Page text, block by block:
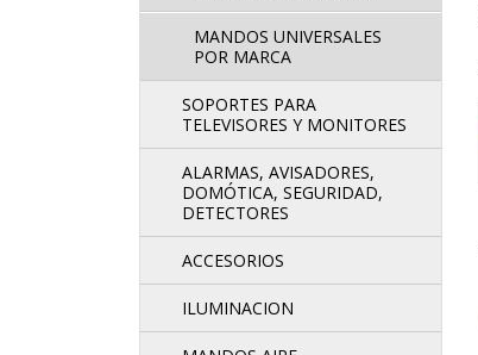
MANDOS UNIVERSALES
POR MARCA
SOPORTES PARA
TELEVISORES Y MONITORES
ALARMAS, AVISADORES,
DOMÓTICA, SEGURIDAD,
DETECTORES
ACCESORIOS
ILUMINACION